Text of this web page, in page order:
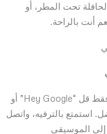
تحت المطر، أو
أنت بالراحة.
احصل على مساعدة دون استخدام يديك – فقط قل “Hey Google” أو
استمتع بالترفيه، واتصل
إلى الموسيقى